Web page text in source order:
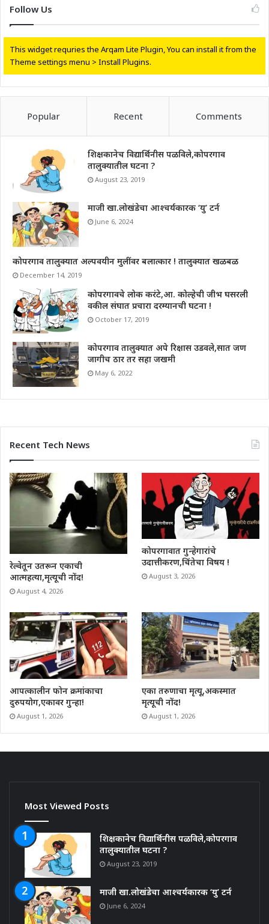
Follow Us
This widget requries the Arqam Lite Plugin, You can install it from the
Theme settings menu > Install Plugins.
Popular Recent Comments
शिक्षकानेच विद्यार्थिनीस पळविले,कोपरगाव
तालुक्यातील घटना ?
August 23, 2019
माजी खा.लोखंडेचा आश्चर्यकारक ‘यु’ टर्न
June 6, 2024
कोपरगाव तालुक्यात अल्पवयीन मुलींवर बलात्कार ! तालुक्यात खळबळ
December 14, 2019
कोपरगावचे लोक करंटे,आ. कोल्हेची जीभ घसरली
वकील संघात प्रचारा दरम्यानची घटना !
October 17, 2019
कोपरगाव तालुक्यात अपे रिक्षास उडवले,सात जण
जागीच ठार तर सहा जखमी
May 6, 2022
Recent Tech News
रेल्वेतून उतरून एकाची
आत्महत्या,मृत्यूची नोंद!
August 4, 2026
कोपरगावात गुन्हेगारांचे
उदात्तीकरण,चिंतेचा विषय !
August 3, 2026
आपत्कालीन फोन क्रमांकाचा
दुरुपयोग,एकावर गुन्हा!
August 1, 2026
एका तरुणाचा मृत्यू,अकस्मात
मृत्यूची नोंद!
August 1, 2026
Most Viewed Posts
शिक्षकानेच विद्यार्थिनीस पळविले,कोपरगाव
तालुक्यातील घटना ?
August 23, 2019
माजी खा.लोखंडेचा आश्चर्यकारक ‘यु’ टर्न
June 6, 2024